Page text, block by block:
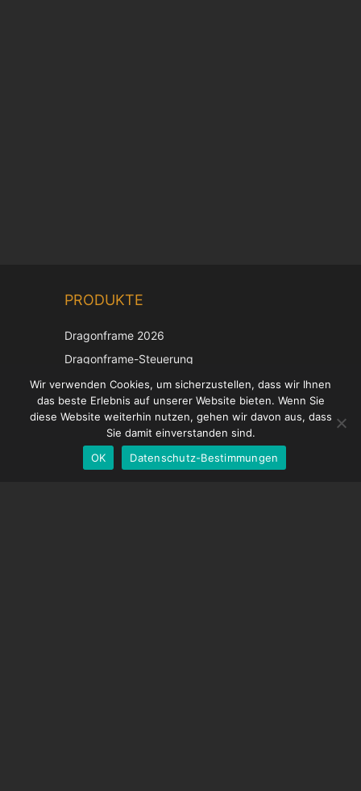
PRODUKTE
Dragonframe 2026
Dragonframe-Steuerung
DDMX-512
DMC-32
EOS LV-Korrekturkappe
Wir verwenden Cookies, um sicherzustellen, dass wir Ihnen
das beste Erlebnis auf unserer Website bieten. Wenn Sie
diese Website weiterhin nutzen, gehen wir davon aus, dass
Sie damit einverstanden sind.
OK
Datenschutz-Bestimmungen
German
English
Spanish
French